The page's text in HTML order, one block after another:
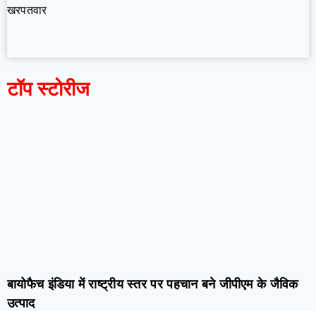
खरपतवार
टॉप स्टोरीज
बायोफैच इंडिया में राष्ट्रीय स्तर पर पहचान बने जीपीएम के जैविक
उत्पाद